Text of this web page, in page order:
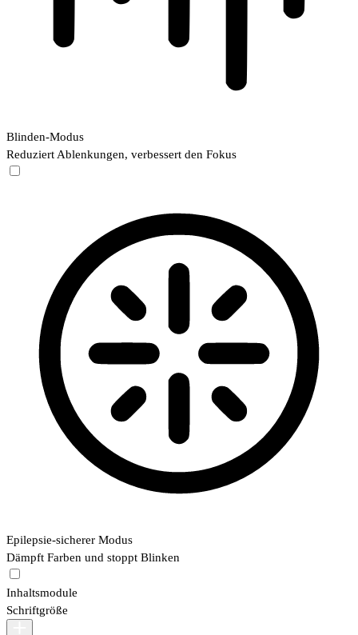
Blinden-Modus
Reduziert Ablenkungen, verbessert den Fokus
Epilepsie-sicherer Modus
Dämpft Farben und stoppt Blinken
Inhaltsmodule
Schriftgröße